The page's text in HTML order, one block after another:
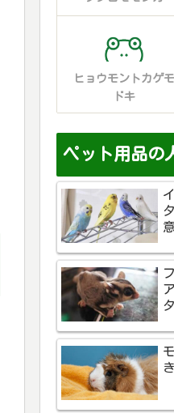
ヒョウモントカゲモ
ドキ
ペット用品の